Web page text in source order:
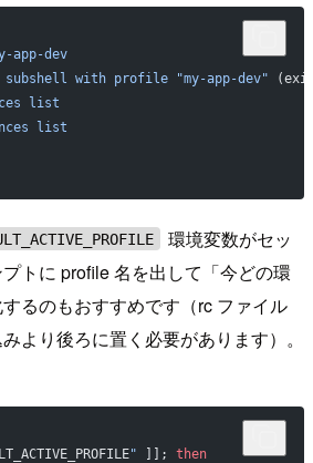
app-dev
subshell with profile "my-app-dev"
list
list
環境変数がセッ
トに profile 名を出して「今どの環
るのもおすすめです（rc ファイル
より後ろに置く必要があります）。
" ]]; then